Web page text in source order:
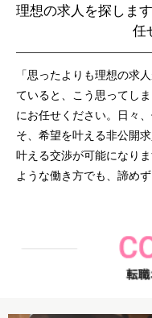
理想の求人を探しま
任
「思ったよりも理想の求
ていると、こう思ってし
にお任せください。日々
そ、希望を叶える非公開
叶える交渉が可能になり
ような働き方でも、諦め